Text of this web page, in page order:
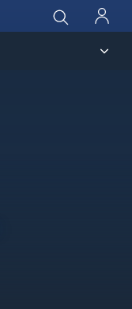
Haku